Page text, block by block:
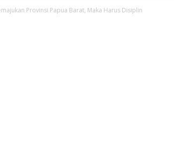
Provinsi Papua Barat, Maka Harus Disiplin